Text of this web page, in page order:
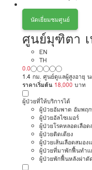
นัดเยี่ยมชมศูนย์
ศูนย์มุฑิตา
ผู้สูงอายุหรื
EN
TH
0.0
1.4 กม. ศูนย์ดูแลผู้สูงอายุ
ราคาเริ่มต้น 18,000 บาท
ผู้ป่วยที่ให้บริการได้
ผู้ป่วยอัมพาต อัมพฤ
ผู้ป่วยอัลไซเมอร์
ผู้ป่วยโรคหลอดเลือด
ผู้ป่วยติดเตียง
ผู้ป่วยเส้นเลือดสมอง
ผู้ป่วยที่มาพักฟื้นทำ
ผู้ป่วยพักฟื้นหลังผ่าตั